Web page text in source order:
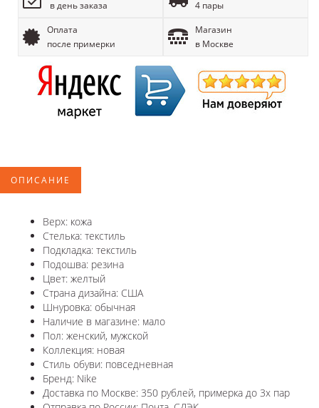
в день заказа
4 пары
Оплата
после примерки
Магазин
в Москве
ОПИСАНИЕ
Верх: кожа
Стелька: текстиль
Подкладка: текстиль
Подошва: резина
Цвет: желтый
Страна дизайна: США
Шнуровка: обычная
Наличие в магазине: мало
Пол: женский, мужской
Коллекция: новая
Стиль обуви: повседневная
Бренд: Nike
Доставка по Москве: 350 рублей, примерка до 3х пар